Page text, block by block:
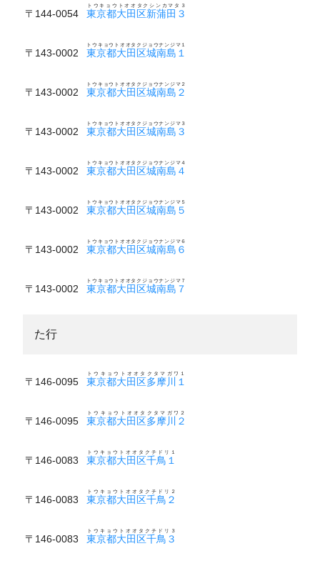
〒144-0054 東京都大田区新蒲田３
トウキョウトオオタクシンカマタ３
〒143-0002 東京都大田区城南島１
トウキョウトオオタクジョウナンジマ１
〒143-0002 東京都大田区城南島２
トウキョウトオオタクジョウナンジマ２
〒143-0002 東京都大田区城南島３
トウキョウトオオタクジョウナンジマ３
〒143-0002 東京都大田区城南島４
トウキョウトオオタクジョウナンジマ４
〒143-0002 東京都大田区城南島５
トウキョウトオオタクジョウナンジマ５
〒143-0002 東京都大田区城南島６
トウキョウトオオタクジョウナンジマ６
〒143-0002 東京都大田区城南島７
トウキョウトオオタクジョウナンジマ７
た行
〒146-0095 東京都大田区多摩川１
トウキョウトオオタクタマガワ１
〒146-0095 東京都大田区多摩川２
トウキョウトオオタクタマガワ２
〒146-0083 東京都大田区千鳥１
トウキョウトオオタクチドリ１
〒146-0083 東京都大田区千鳥２
トウキョウトオオタクチドリ２
〒146-0083 東京都大田区千鳥３
トウキョウトオオタクチドリ３